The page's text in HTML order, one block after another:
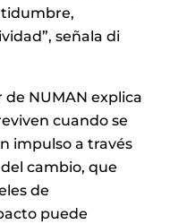
señala di
NUMAN explica
cuando se
impulso a través
cambio, que
de
puede